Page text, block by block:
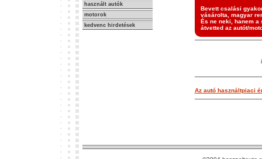
használt autók
motorok
kedvenc hirdetések
Bevett csalási
vásárolta, magyar
És ne neki, hanem a
átvetted az autót/
Az autó használtpiaci